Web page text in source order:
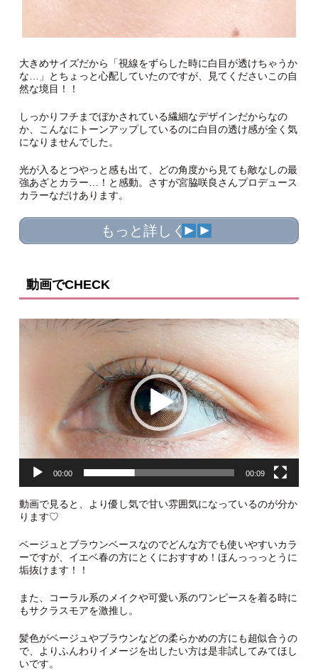
大きめサイズだから「視線をずらした時に白目が透けちゃうか
な…」とちょっと心配していたのですが、見てくださいこの自
然な境目！！
しっかりフチまでぼかされている繊細なデザインだからなの
か、こんなにトーンアップしているのに白目の透け感が全く気
になりませんでした。
光が入るとつやっと感も出て、どの角度から見ても敵なしの最
強あざとカラー…！と感動。さすが宮脇咲良さんプロデュース
カラーなだけあります。
もっと詳しく
動画でCHECK
動
00:00 00:09
動画で見ると、より優し気で甘い雰囲気になっているのが分か
ります♡
ベージュとブラウンベースなのでどんな方でも使いやすいカラ
ーですが、イエベ春の方にとくにおすすめ！ほんっっっとうに
垢抜けます！！
また、コーラル系のメイクや可愛い系のワンピースを着る時に
もサクラスモアを激推し。
髪色がベージュやブラウンなどの柔らかめの方にも超似合うの
で、よりふんわりイメージを出したい方は是非試してみてほし
いです。